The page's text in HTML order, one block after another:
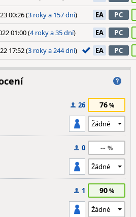
00:26 (3 roky a 157 dní) EA
PC
01:00 (4 roky a 35 dní) EA
PC
17:52 (3 roky a 244 dní) EA PC
26 76
0 --
1 90